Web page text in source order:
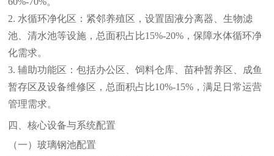
2. 水循环净化区：紧邻养殖区，设置固液分离器、生物滤
池、清水池等设施，总面积占比15%-20%，保障水体循环净
化需求。
3. 辅助功能区：包括办公区、饲料仓库、苗种暂养区、成鱼
暂存区及设备维修区，总面积占比10%-15%，满足日常运营
管理需求。
四、核心设备与系统配置
（一）玻璃钢池配置